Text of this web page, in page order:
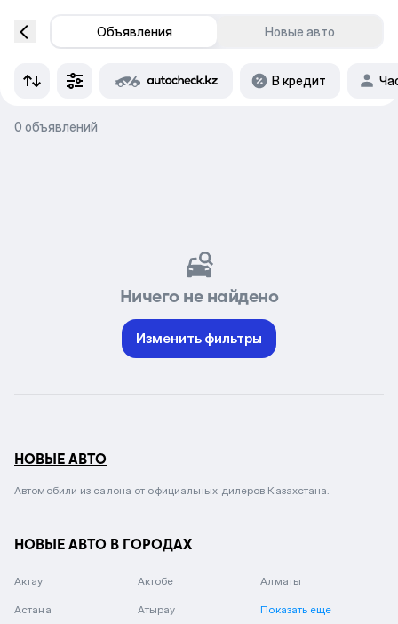
Объявления Новые авто
В кредит
0 объявлений
Ничего не найдено
Изменить фильтры
НОВЫЕ АВТО
Автомобили из салона от официальных дилеров Казахстана.
НОВЫЕ АВТО В ГОРОДАХ
Актау Актобе Алматы
Астана Атырау Показать еще